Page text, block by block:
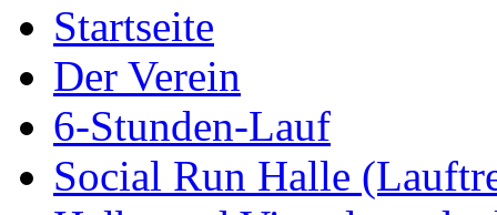
Startseite
Der Verein
6-Stunden-Lauf
Social Run Halle